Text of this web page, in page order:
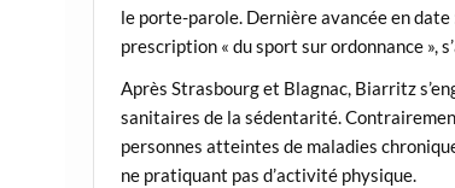
le porte-parole. Dernière avancée en
prescription « du sport sur ordonnance »,
Après Strasbourg et Blagnac, Biarritz
sanitaires de la sédentarité.
personnes atteintes de maladies
ne pratiquant pas d’activité physique.